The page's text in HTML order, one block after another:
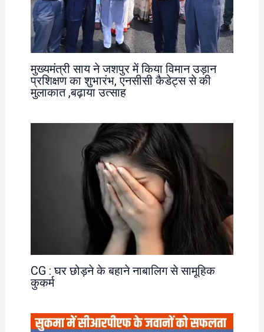
मुख्यमंत्री साय ने जशपुर में किया विमान उड़ान
प्रशिक्षण का शुभारंभ, एनसीसी कैडेट्स से की
मुलाकात ,बढ़ाया उत्साह
CG : घर छोड़ने के बहाने नाबालिग से सामूहिक
कुकर्म